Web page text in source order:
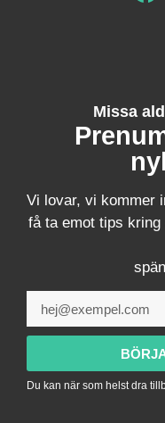
Missa
Vi lovar, vi kommer
få ta emot tips kring
Du kan när som helst dra